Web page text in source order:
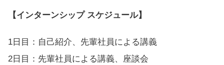
【インターンシップ スケジュール】
1日目：自己紹介、先輩社員による講義
2日目：先輩社員による講義、座談会